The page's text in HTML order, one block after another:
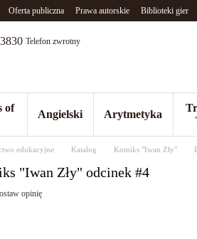
Oferta publiczna Prawa autorskie Biblioteki gier
Telefon zwrotny
of
Angielski Arytmetyka
edukacyjne Katalog Komiks "Iwan Zły"
"Iwan Zły" odcinek #4
opinię